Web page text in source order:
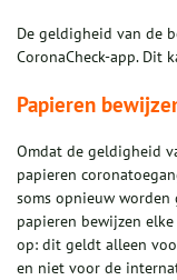
De geldigheid van de
CoronaCheck-app. Dit
Papieren
Omdat de geldigheid
papieren
soms opnieuw
papieren bewijzen
op: dit geldt alleen
en niet voor de